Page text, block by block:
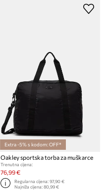
Extra -5% s kodom: OFF*
Oakley sportska torba za muškarce
Trenutna cijena:
76,99 €
Regularna cijena:97,90 €
Najniža cijena:80,99 €